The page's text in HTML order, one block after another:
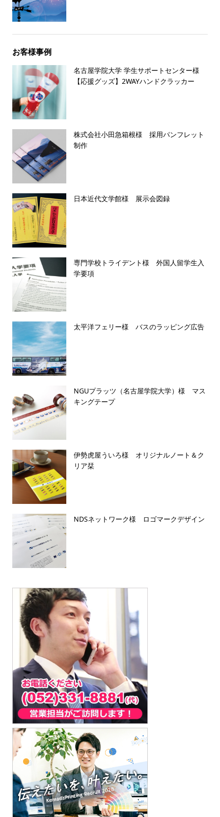
お客様事例
名古屋学院大学 学生サポートセンター様
【応援グッズ】2WAYハンドクラッカー
株式会社小田急箱根様 採用パンフレット
制作
日本近代文学館様 展示会図録
専門学校トライデント様 外国人留学生入
学要項
太平洋フェリー様 バスのラッピング広告
NGUプラッツ（名古屋学院大学）様 マス
キングテープ
伊勢虎屋ういろ様 オリジナルノート＆ク
リア栞
NDSネットワーク様 ロゴマークデザイン